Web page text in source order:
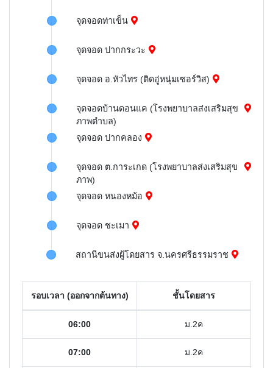
จุดจอดท่าเข็น
จุดจอด ปากกระวะ
จุดจอด อ.หัวไทร (ติดอู่หนุ่มเซอร์วิส)
จุดจอดบ้านดอนแค (โรงพยาบาลส่งเสริมสุข
ภาพตำบล)
จุดจอด ปากคลอง
จุดจอด ต.การะเกด (โรงพยาบาลส่งเสริมสุข
ภาพ)
จุดจอด หนองหม้อ
จุดจอด ชะเมา
สถานีขนส่งผู้โดยสาร จ.นครศรีธรรมราช
รอบเวลา (ออกจากต้นทาง) ชั้นโดยสาร
06:00 ม.2ค
07:00 ม.2ค